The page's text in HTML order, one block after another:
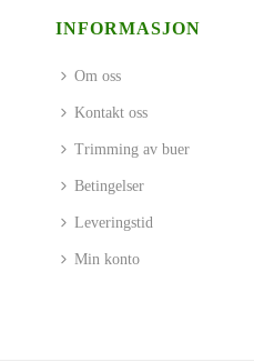
INFORMASJON
Om oss
Kontakt oss
Trimming av buer
Betingelser
Leveringstid
Min konto